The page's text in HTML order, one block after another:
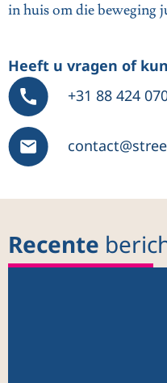
in huis om die beweging
Heeft u vragen of
+31 88 424
Recente